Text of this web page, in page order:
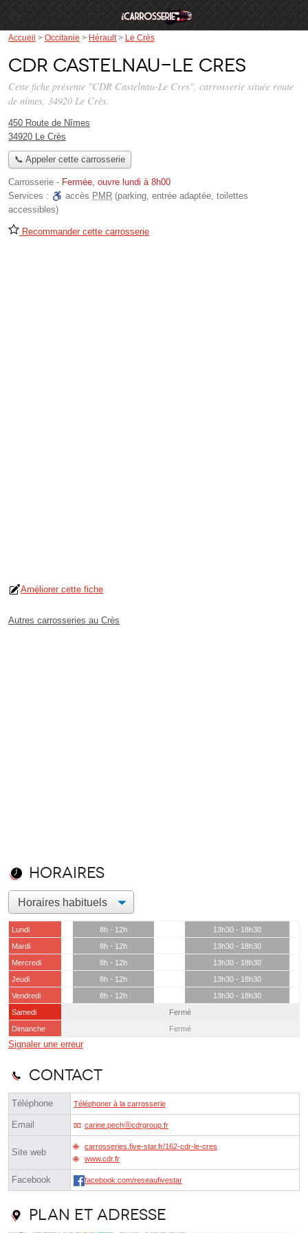
Accueil > Occitanie > Hérault> Le Crès
CDR Castelnau-Le Cres
Cette fiche présente "CDR Castelnau-Le Cres", carrosserie située route
de nîmes, 34920 Le Crès.
450 Route de Nîmes
34920 Le Crès
📞 Appeler cette carrosserie
Carrosserie - Fermée, ouvre lundi à 8h00
Services :
accès PMR (parking, entrée adaptée, toilettes
accessibles)
Recommander cette carrosserie
Améliorer cette fiche
Autres carrosseries au Crès
Horaires
Lundi 8h - 12h
13h30 - 18h30
Mardi
8h - 12h
13h30 - 18h30
Mercredi
8h - 12h
13h30 - 18h30
Jeudi
8h - 12h
13h30 - 18h30
Vendredi
8h - 12h
13h30 - 18h30
Samedi
Fermé
Dimanche
Fermé
Signaler une erreur
Contact
Téléphone Téléphoner à la carrosserie
Email carine.pechⓐcdrgroup.fr
Site web
carrosseries.five-star.fr/162-cdr-le-cres
www.cdr.fr
Facebook facebook.com/reseaufivestar
Plan et adresse